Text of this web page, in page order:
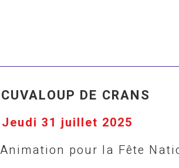
CUVALOUP DE CRANS
Jeudi 31 juillet 2025
Animation pour la Fête